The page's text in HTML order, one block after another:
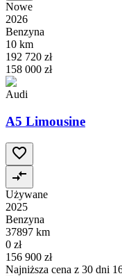
Nowe
2026
Benzyna
10 km
192 720 zł
158 000 zł
Audi
A5 Limousine
Używane
2025
Benzyna
37897 km
0 zł
156 900 zł
Najniższa cena z 30 dni